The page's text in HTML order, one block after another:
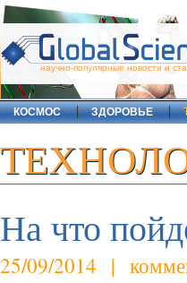
научно-популярные новости и
КОСМОС ЗДОРОВЬЕ
На что
25/09/2014 |